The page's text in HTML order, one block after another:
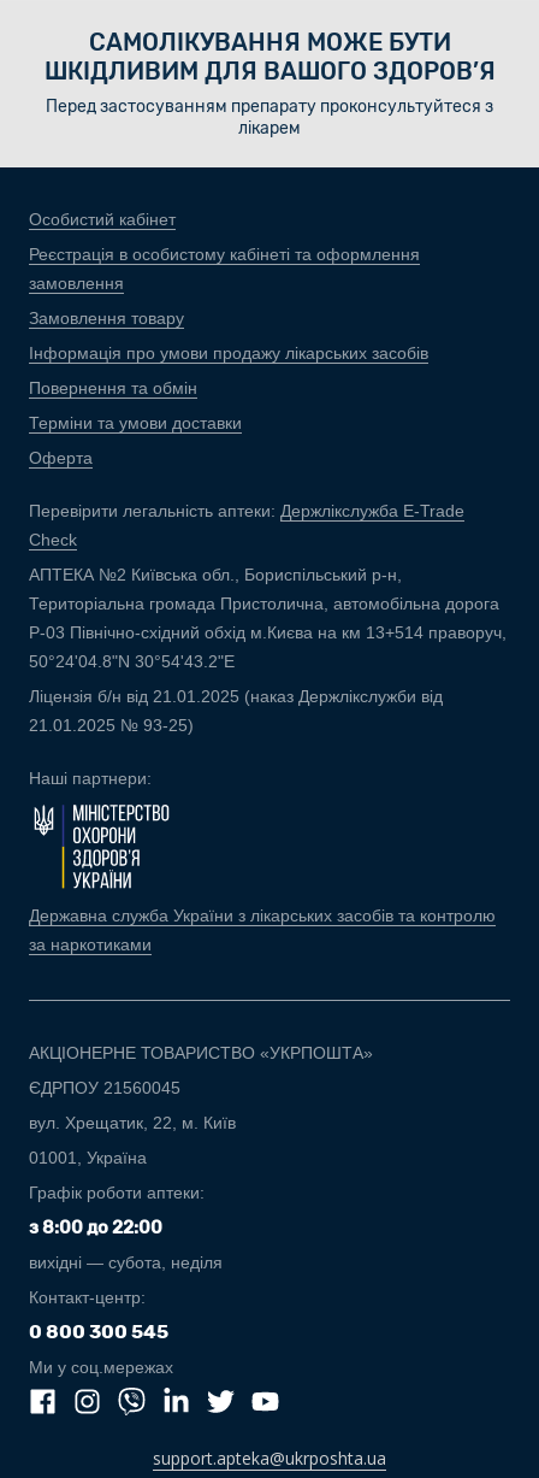
САМОЛІКУВАННЯ МОЖЕ БУТИ
ШКІДЛИВИМ ДЛЯ ВАШОГО ЗДОРОВ’Я
Перед застосуванням препарату проконсультуйтеся з
лікарем
Особистий кабінет
Реєстрація в особистому кабінеті та оформлення
замовлення
Замовлення товару
Інформація про умови продажу лікарських засобів
Повернення та обмін
Терміни та умови доставки
Оферта
Перевірити легальність аптеки: Держлікслужба E-Trade
Check
АПТЕКА №2 Київська обл., Бориспільський р-н,
Територіальна громада Пристолична, автомобільна дорога
Р-03 Північно-східний обхід м.Києва на км 13+514 праворуч,
50°24'04.8"N 30°54'43.2"E
Ліцензія б/н від 21.01.2025 (наказ Держлікслужби від
21.01.2025 № 93-25)
Наші партнери:
Державна служба України з лікарських засобів та контролю
за наркотиками
АКЦІОНЕРНЕ ТОВАРИСТВО «УКРПОШТА»
ЄДРПОУ 21560045
вул. Хрещатик, 22, м. Київ
01001, Україна
Графік роботи аптеки:
з 8:00 до 22:00
вихідні — субота, неділя
Контакт-центр:
0 800 300 545
Ми у соц.мережах
support.apteka@ukrposhta.ua